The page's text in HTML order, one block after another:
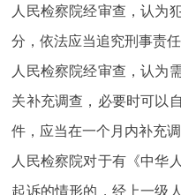
人民检察院经审查，认为
分，依法应当追究刑事责
人民检察院经审查，认为
关补充调查，必要时可以
件，应当在一个月内补充
人民检察院对于有《中华
起诉的情形的，经上一级